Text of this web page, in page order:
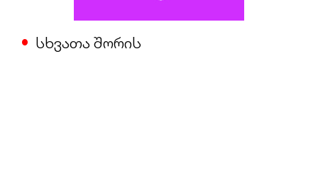
სხვათა შორის